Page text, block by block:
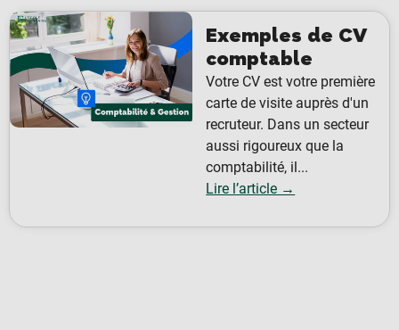
Exemples de CV
comptable
Votre CV est votre première
carte de visite auprès d'un
recruteur. Dans un secteur
aussi rigoureux que la
comptabilité, il...
Lire l’article →